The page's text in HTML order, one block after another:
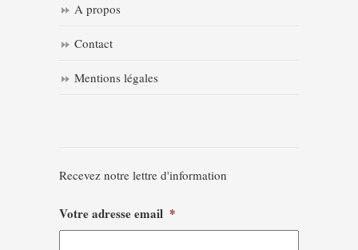
A propos
Contact
Mentions légales
Recevez notre lettre d'information
Votre adresse email *